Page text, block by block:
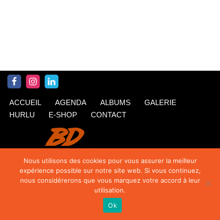
ACCUEIL AGENDA ALBUMS
GALERIE
HURLU
E-SHOP CONTACT
TipTop
Nous utilisons des cookies pour vous assurer la meilleur
expérience possible sur notre site web. Si vous continuez,
nous considérerons que vous marquez votre accord à leur
utilisation.
Ok